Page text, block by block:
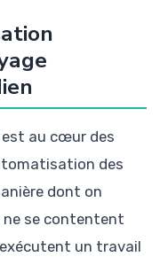
au cœur des
des
dont on
ne se contentent
exécutent un travail